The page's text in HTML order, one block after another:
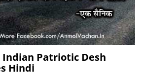
Indian Patriotic Desh
Hindi